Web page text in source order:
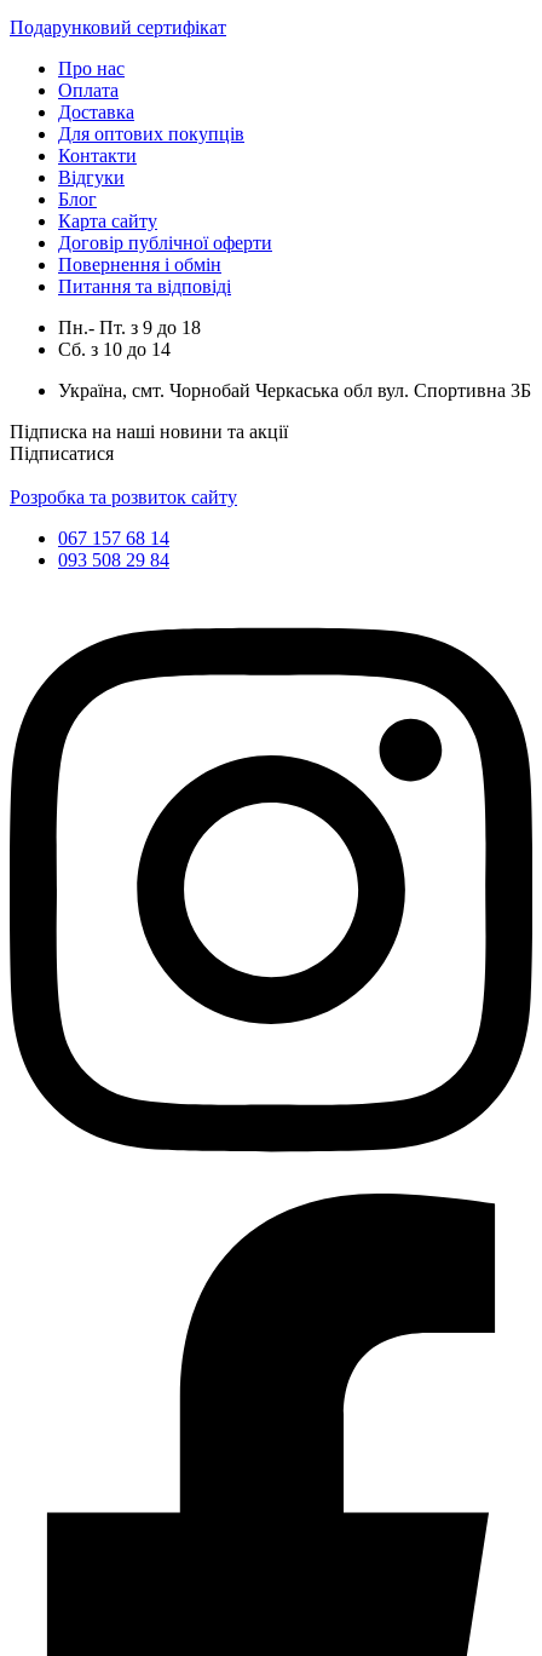
Подарунковий сертифікат
Про нас
Оплата
Доставка
Для оптових покупців
Контакти
Відгуки
Блог
Карта сайту
Договір публічної оферти
Повернення і обмін
Питання та відповіді
Пн.- Пт. з 9 до 18
Сб. з 10 до 14
Україна, смт. Чорнобай Черкаська обл вул. Спортивна 3Б
Підписка на наші новини та акції
Підписатися
Розробка та розвиток сайту
067 157 68 14
093 508 29 84